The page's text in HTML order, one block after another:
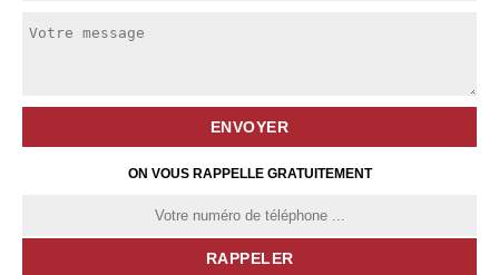
ON VOUS RAPPELLE GRATUITEMENT